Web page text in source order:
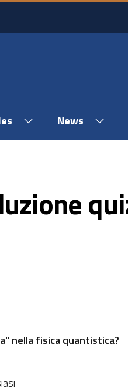
News
nella fisica quantistica?